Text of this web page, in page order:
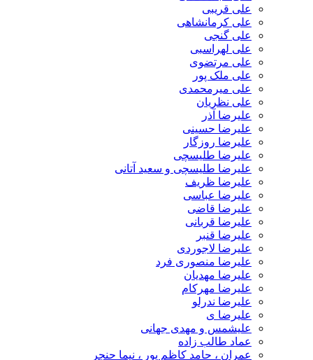
علی قریبی
علی کرمانشاهی
علی گنجی
علی لهراسبی
علی مرتضوی
علی ملک پور
علی میرمحمدی
علی نظریان
علیرضا آذر
علیرضا حسینی
علیرضا روزگار
علیرضا طلیسچی
علیرضا طلیسچی و سعید آتانی
علیرضا ظریف
علیرضا عباسی
علیرضا قاضی
علیرضا قربانی
علیرضا قنبر
علیرضا لاجوردی
علیرضا منصوری فرد
علیرضا مهدیان
علیرضا مهرکام
علیرضا ندرلو
علیرضا ی
علیشمس و مهدی جهانی
عماد طالب زاده
عمران ، حامد کاظم پور ، نیما حنجر